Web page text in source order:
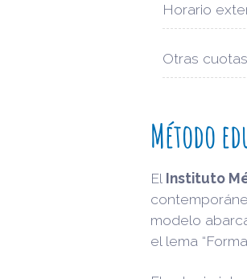
Horario
Otras cuotas
Método
El Instituto
modelo
el lema